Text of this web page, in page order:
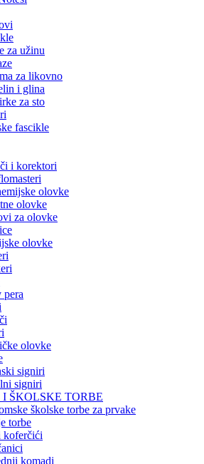
za užinu
za likovno
i glina
za sto
fascikle
i korektori
olovke
olovke
za olovke
olovke
olovke
signiri
signiri
ŠKOLSKE TORBE
školske torbe za prvake
torbe
koferčići
komadi